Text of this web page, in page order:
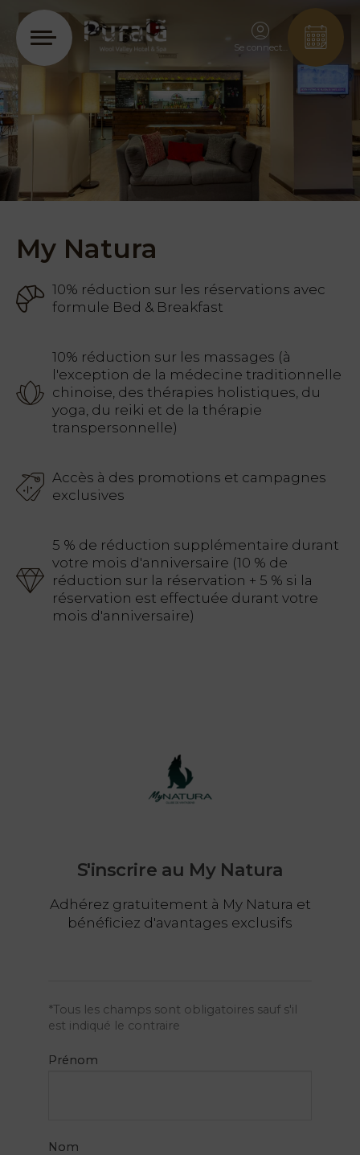
Se connecter
My Natura
10% réduction sur les réservations avec
formule Bed & Breakfast
10% réduction sur les massages (à
l'exception de la médecine traditionnelle
chinoise, des thérapies holistiques, du
yoga, du reiki et de la thérapie
transpersonnelle)
Accès à des promotions et campagnes
exclusives
5 % de réduction supplémentaire durant
votre mois d'anniversaire (10 % de
réduction sur la réservation + 5 % si la
réservation est effectuée durant votre
mois d'anniversaire)
S'inscrire au My Natura
Adhérez gratuitement à My Natura et
bénéficiez d'avantages exclusifs
*Tous les champs sont obligatoires sauf s'il
est indiqué le contraire
Prénom
Nom